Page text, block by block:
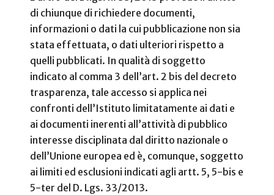
di chiunque di richiedere documenti,
informazioni o dati la cui pubblicazione non sia
stata effettuata, o dati ulteriori rispetto a
quelli pubblicati. In qualità di soggetto
indicato al comma 3 dell’art. 2 bis del decreto
trasparenza, tale accesso si applica nei
confronti dell’Istituto limitatamente ai dati e
ai documenti inerenti all’attività di pubblico
interesse disciplinata dal diritto nazionale o
dell’Unione europea ed è, comunque, soggetto
ai limiti ed esclusioni indicati agli artt. 5, 5-bis e
5-ter del D. Lgs. 33/2013.